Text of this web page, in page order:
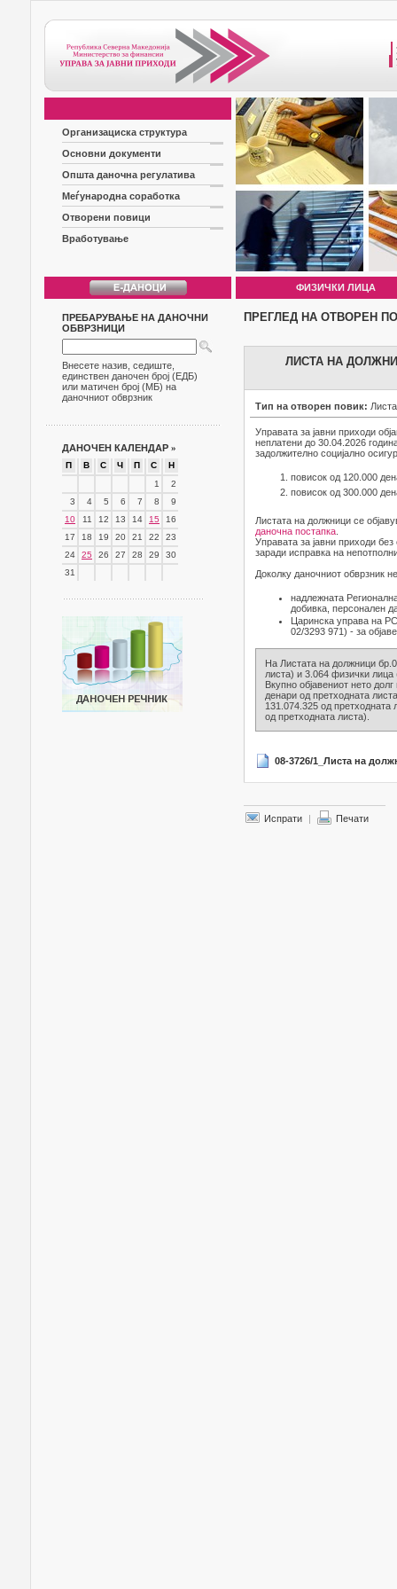
Организациска структура
Основни документи
Општа даночна регулатива
Меѓународна соработка
Отворени повици
Вработување
ФИЗИЧКИ ЛИЦА
ПРЕБАРУВАЊЕ НА ДАНОЧНИ
ОБВРЗНИЦИ
Внесете назив, седиште,
единствен даночен број (ЕДБ)
или матичен број (МБ) на
даночниот обврзник
ДАНОЧЕН КАЛЕНДАР »
П В С Ч П С
Н
1
2
3
4 5 6 7 8
9
10
11 12 13 14 15
16
17
18 19 20 21 22
23
24
25 26 27 28 29
30
31
ПРЕГЛЕД НА ОТВОРЕН
ЛИСТА НА
Тип на отворен повик:
Управата за јавни приходи
неплатени до 30.04.2026
задолжително социјално
повисок од 120.000
повисок од 300.000
Листата на должници се
даночна постапка
Управата за јавни приходи
заради исправка на
Доколку даночниот обврзник
надлежната
добивка, персонален
Царинска управа на
02/3293 971) - за
На Листата на должници
листа) и 3.064 физички
Вкупно објавениот нето
денари од претходната
131.074.325 од претходната
од претходната листа).
08-3726/1_Листа на
Испрати | Печати